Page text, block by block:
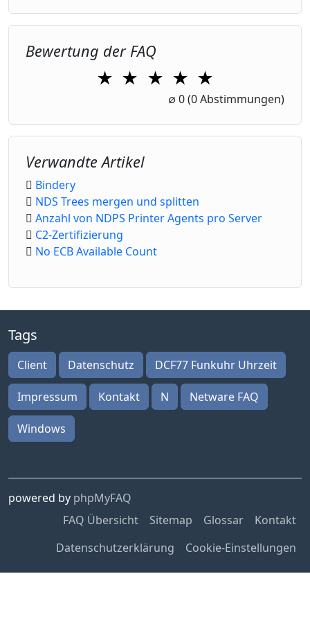
Bewertung der FAQ
★ ★
2 Stars
★
3 Stars
★
4 Stars
★
5 Stars
∅ 0(0 Abstimmungen)
Verwandte Artikel
Bindery
NDS Trees mergen und splitten
Anzahl von NDPS Printer Agents pro Server
C2-Zertifizierung
No ECB Available Count
Tags
Client Datenschutz DCF77 Funkuhr Uhrzeit
Impressum Kontakt N Netware FAQ
Windows
powered by phpMyFAQ
FAQ Übersicht
Sitemap Glossar
Kontakt
Datenschutzerklärung
Cookie-Einstellungen